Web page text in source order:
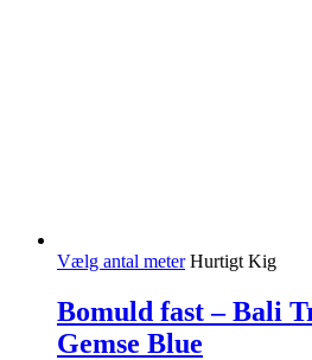
Vælg antal meter Hurtigt Kig
Bomuld fast – Bali
Gemse Blue